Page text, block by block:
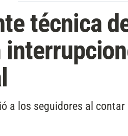
técnica
a los seguidores al